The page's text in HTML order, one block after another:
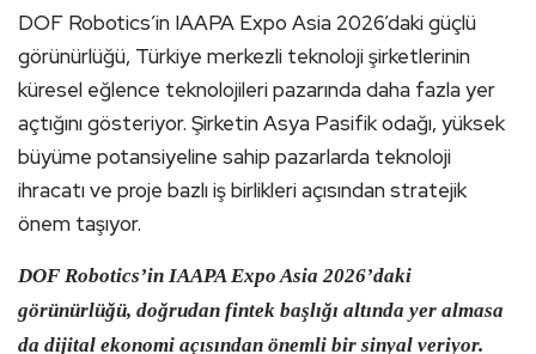
DOF Robotics’in IAAPA Expo Asia 2026’daki güçlü
görünürlüğü, Türkiye merkezli teknoloji şirketlerinin
küresel eğlence teknolojileri pazarında daha fazla yer
açtığını gösteriyor. Şirketin Asya Pasifik odağı, yüksek
büyüme potansiyeline sahip pazarlarda teknoloji
ihracatı ve proje bazlı iş birlikleri açısından stratejik
önem taşıyor.
DOF Robotics’in IAAPA Expo Asia 2026’daki
görünürlüğü, doğrudan fintek başlığı altında yer almasa
da dijital ekonomi açısından önemli bir sinyal veriyor.